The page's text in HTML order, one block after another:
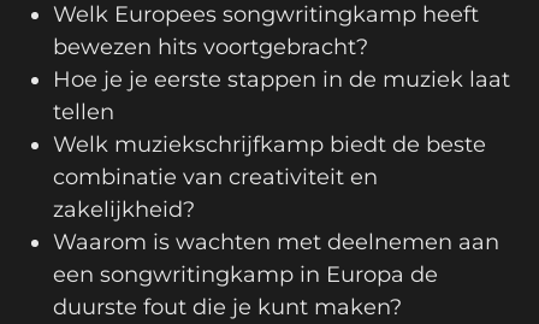
Welk Europees songwritingkamp heeft
bewezen hits voortgebracht?
Hoe je je eerste stappen in de muziek laat
tellen
Welk muziekschrijfkamp biedt de beste
combinatie van creativiteit en
zakelijkheid?
Waarom is wachten met deelnemen aan
een songwritingkamp in Europa de
duurste fout die je kunt maken?